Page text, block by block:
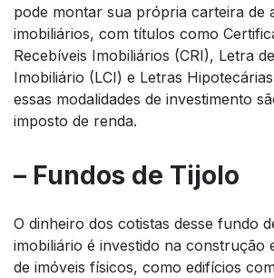
pode montar sua própria carteira de
imobiliários, com títulos como
Recebíveis Imobiliários (CRI), Letra
Imobiliário (LCI) e Letras
essas modalidades de investimento
imposto de renda.
– Fundos de Tijolo
O dinheiro dos cotistas desse fundo
imobiliário é investido na construção
de imóveis físicos, como edifícios